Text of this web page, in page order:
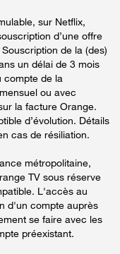
sur Netflix,
d’une offre
de la (des)
un délai de 3 mois
compte de la
ou avec
la facture Orange.
d’évolution. Détails
cas de résiliation.
métropolitaine,
TV sous réserve
L'accès au
d'un compte auprès
se faire avec les
préexistant.